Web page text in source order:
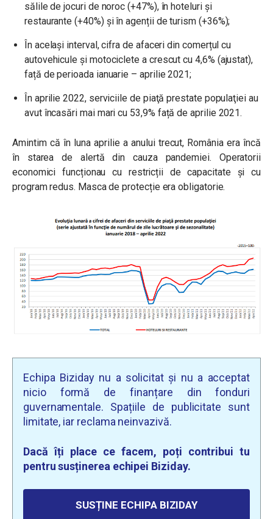
sălile de jocuri de noroc (+47%), în hoteluri și
restaurante (+40%) și în agenții de turism (+36%);
În același interval, cifra de afaceri din comerțul cu
autovehicule şi motociclete a crescut cu 4,6% (ajustat),
față de perioada ianuarie – aprilie 2021;
În aprilie 2022, serviciile de piaţă prestate populaţiei au
avut încasări mai mari cu 53,9% față de aprilie 2021.
Amintim că în luna aprilie a anului trecut, România era încă
în starea de alertă din cauza pandemiei. Operatorii
economici funcționau cu restricții de capacitate și cu
program redus. Masca de protecție era obligatorie.
Echipa Biziday nu a solicitat și nu a acceptat
nicio formă de finanțare din fonduri
guvernamentale. Spațiile de publicitate sunt
limitate, iar reclama neinvazivă.
Dacă îți place ce facem, poți contribui tu
pentru susținerea echipei Biziday.
SUSȚINE ECHIPA BIZIDAY